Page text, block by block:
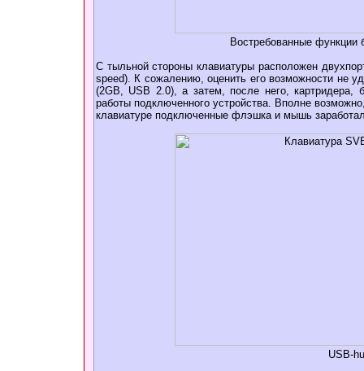
Востребованные
С тыльной стороны клавиатуры расположен
speed). К сожалению, оценить его возможности не
(2GB, USB 2.0), а затем, после него, картридера,
работы подключенного устройства. Вполне
клавиатуре подключенные флэшка и мышь
USB-